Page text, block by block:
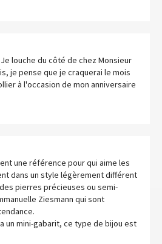
louche du côté de chez Monsieur
je pense que je craquerai le mois
à l'occasion de mon anniversaire
une référence pour qui aime les
dans un style légèrement différent
pierres précieuses ou semi-
Ziesmann qui sont
un mini-gabarit, ce type de bijou est